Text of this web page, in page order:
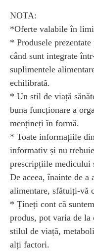
NOTA:
*Oferte valabile în
* Produsele
când sunt integrate
suplimentele
echilibrată.
* Un stil de viață
buna funcționare a
mențineți în formă.
* Toate informațiile
informativ și nu
prescripțiile medicului
De aceea, înainte de
alimentare, sfătuiți-vă
* Țineți cont că
produs, pot varia de la
stilul de viață,
alți factori.